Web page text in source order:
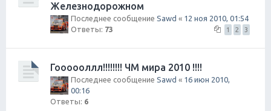
Железнодорожном
Последнее сообщение Sawd « 12 ноя 2010, 01:54
Ответы: 73 1 2 3
Гоооооллл!!!!!!!! ЧМ мира 2010 !!!!
Последнее сообщение Sawd « 16 июн 2010,
00:16
Ответы: 6